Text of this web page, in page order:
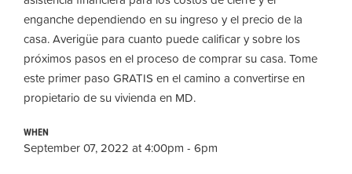
enganche dependiendo en su ingreso y el precio de la
casa. Averigüe para cuanto puede calificar y sobre los
próximos pasos en el proceso de comprar su casa. Tome
este primer paso GRATIS en el camino a convertirse en
propietario de su vivienda en MD.
WHEN
September 07, 2022 at 4:00pm - 6pm